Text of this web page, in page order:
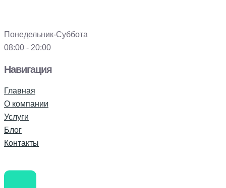
Понедельник-Суббота
08:00 - 20:00
Навигация
Главная
О компании
Услуги
Блог
Контакты